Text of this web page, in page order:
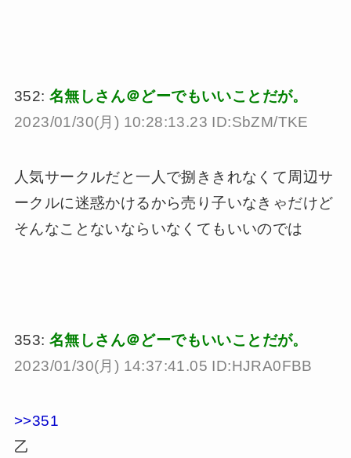
352: 名無しさん＠どーでもいいことだが。
2023/01/30(月) 10:28:13.23 ID:SbZM/TKE
人気サークルだと一人で捌ききれなくて周辺サ
ークルに迷惑かけるから売り子いなきゃだけど
そんなことないならいなくてもいいのでは
353: 名無しさん＠どーでもいいことだが。
2023/01/30(月) 14:37:41.05 ID:HJRA0FBB
>>351
乙